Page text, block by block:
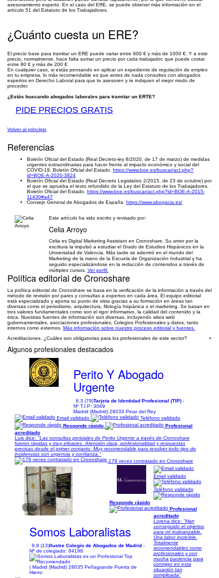
asesoramiento experto. En el caso del ERE, se puede obtener más información en el
artículo 51 del Estatuto de los Trabajadores.
¿Cuánto cuesta un ERE?
El precio base para tramitar un ERE puede variar entre 600 € y más de 1000 €. Y a este
precio, normalmente, hace falta sumar un precio por cada trabajador, que puede costar
entre 80 € y más de 200 €.
En cualquier caso, si estás pensando en aplicar un expediente de regulación de empleo
en tu empresa, lo más recomendable es que antes de nada consultes con abogados
expertos en Derecho Laboral para que te asesoren y te indiquen el mejor modo de
proceder.
¿Estás buscando abogados laborales para tramitar un ERTE?
PIDE PRECIOS GRATIS
Volver al principio
Referencias
Boletín Oficial del Estado (Real Decreto-ley 8/2020, de 17 de marzo) de medidas
urgentes extraordinarias para hacer frente al impacto económico y social del
COVID-19. Boletín Oficial del Estado. https://www.boe.es/buscar/act.php?
id=BOE-A-2020-3824
Boletín Oficial del Estado (Real Decreto Legislativo 2/2015, de 23 de octubre) por
el que se aprueba el texto refundido de la Ley del Estatuto de los Trabajadores.
Boletín Oficial del Estado. https://www.boe.es/buscar/act.php?id=BOE-A-2015-
11430#a47
Consejo General de Abogados de España: https://www.abogacia.es/
Este artículo ha sido escrito y revisado por:
Celia Arroyo
Celia es Digital Marketing Assistant en Cronoshare. Su amor por la
escritura la impulsó a estudiar el Grado de Estudios Hispánicos en la
Universidad de Valencia. Más tarde se adentró en el mundo del
Marketing de la mano de la Escuela de Organización Industrial y ha
seguido especializándose en la redacción de contenidos a través de
múltiples cursos. Ver perfil.
Política editorial de Cronoshare
La política editorial de Cronoshare se basa en la verificación de la información a través del
método de revisión por pares y consultas a expertos en cada área. El equipo editorial
está especializado y aporta su punto de vista gracias a su formación en áreas tan
diversas como el periodismo, arquitectura, filología hispánica o el marketing. Se basan en
tres valores fundamentales como son el rigor informativo, la calidad del contenido y la
ética. Nuestras fuentes de información son diversas, incluyendo sitios web
gubernamentales, asociaciones profesionales, Colegios Profesionales y datos, tanto
internos como externos. Más información sobre nuestro proceso editorial y fuentes.
Acreditaciones. ¿Cuáles son obligatorias para los profesionales de este sector?
+
Algunos profesionales destacados
Perito Y Abogado
Urgente
8,3 (79)Tarjeta de Identidad Profesional (TIP)-
Nº T.I.P: 3049
Madrid (Madrid) 28033 Pinar del Rey
Email validado
Teléfono validado
Responde rápido
Profesional
acreditado
Luis dice: "Las consultas periciales de Perito Urgente a través de Cronoshare
fueron rápidas y muy eficaces. Atención clara, profesionalidad y respuestas
precisas desde el primer contacto. Muy recomendable para resolver todo tipo de
incidencias con urgencia y confianza."
179 veces contratado en Cronoshare
1/6
Somos Laboralistas
9,8 (13)Ilustre Colegio de Abogados de Madrid -
Nº de colegiado: 84198
| Madrid (Madrid) 28035 Peñagrande Puerta de
Hierro
Email validado
Teléfono validado
Responde rápido
Profesional
acreditado
Lorena dice: "Han
conseguido el objetivo
para mí inalcanzable.
Una labor increíble.
Totalmente
recomendables como
profesionales y con
mucha paciencia para
conmigo en esta
situación tan
complicada"